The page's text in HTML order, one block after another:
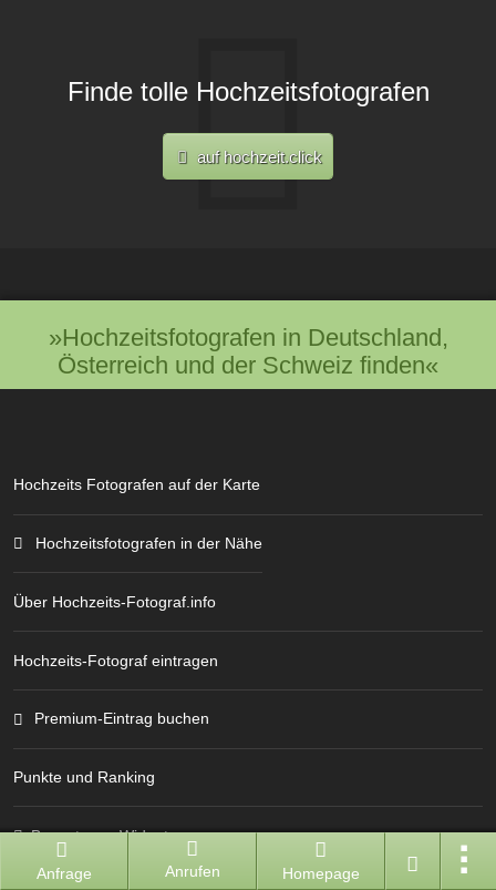
Anfrage Anrufen Homepage
Finde tolle Hochzeitsfotografen
auf hochzeit.click
»Hochzeitsfotografen in Deutschland,
Österreich und der Schweiz finden«
Hochzeits Fotografen auf der Karte
Hochzeitsfotografen in der Nähe
Über Hochzeits-Fotograf.info
Hochzeits-Fotograf eintragen
Premium-Eintrag buchen
Punkte und Ranking
Bewertungs-Widget